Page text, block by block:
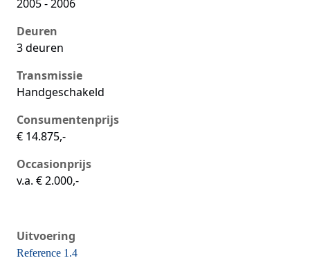
2005 - 2006
Deuren
3 deuren
Transmissie
Handgeschakeld
Consumentenprijs
€ 14.875,-
Occasionprijs
v.a. € 2.000,-
Uitvoering
Seat Ibiza iii, 1.4, 55 kW, Benzine, 3 deuren
Reference 1.4